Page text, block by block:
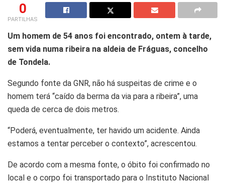
0
PARTILHAS
Um homem de 54 anos foi encontrado, ontem à tarde,
sem vida numa ribeira na aldeia de Fráguas, concelho
de Tondela.
Segundo fonte da GNR, não há suspeitas de crime e o
homem terá “caído da berma da via para a ribeira”, uma
queda de cerca de dois metros.
“Poderá, eventualmente, ter havido um acidente. Ainda
estamos a tentar perceber o contexto”, acrescentou.
De acordo com a mesma fonte, o óbito foi confirmado no
local e o corpo foi transportado para o Instituto Nacional